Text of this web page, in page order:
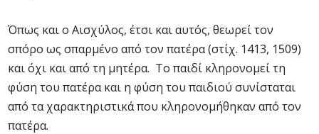
Όπως και ο Αισχύλος, έτσι και αυτός, θεωρεί τον
σπόρο ως σπαρμένο από τον πατέρα (στίχ. 1413, 1509)
και όχι και από τη μητέρα. Το παιδί κληρονομεί τη
φύση του πατέρα και η φύση του παιδιού συνίσταται
από τα χαρακτηριστικά που κληρονομήθηκαν από τον
πατέρα.